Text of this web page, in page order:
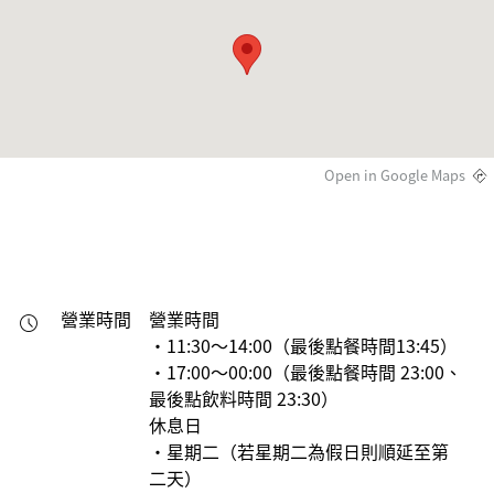
Open in Google Maps
營業時間
營業時間
・11:30～14:00（最後點餐時間13:45）
・17:00～00:00（最後點餐時間 23:00、
最後點飲料時間 23:30）
休息日
・星期二（若星期二為假日則順延至第
二天）